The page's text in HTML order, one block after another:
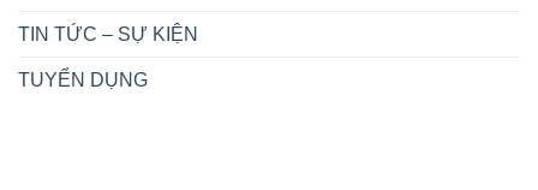
TIN TỨC – SỰ KIỆN
TUYỂN DỤNG